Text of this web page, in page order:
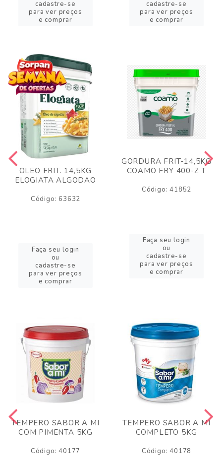
cadastre-se
para ver preços
e comprar
cadastre-se
para ver preços
e comprar
OLEO FRIT. 14,5KG
ELOGIATA ALGODAO
Código: 63632
Faça seu login
ou
cadastre-se
para ver preços
e comprar
GORDURA FRIT-14,5KG
COAMO FRY 400-Z T
Código: 41852
Faça seu login
ou
cadastre-se
para ver preços
e comprar
TEMPERO SABOR A MI
COM PIMENTA 5KG
Código: 40177
TEMPERO SABOR A MI
COMPLETO 5KG
Código: 40178